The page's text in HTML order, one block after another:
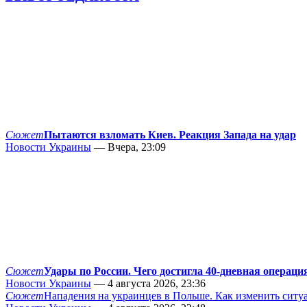
СюжетПытаются взломать Киев. Реакция Запада на удар
Новости Украины — Вчера, 23:09
СюжетУдары по России. Чего достигла 40-дневная
Новости Украины — 4 августа 2026, 23:36
СюжетНападения на украинцев в Польше. Как изменить